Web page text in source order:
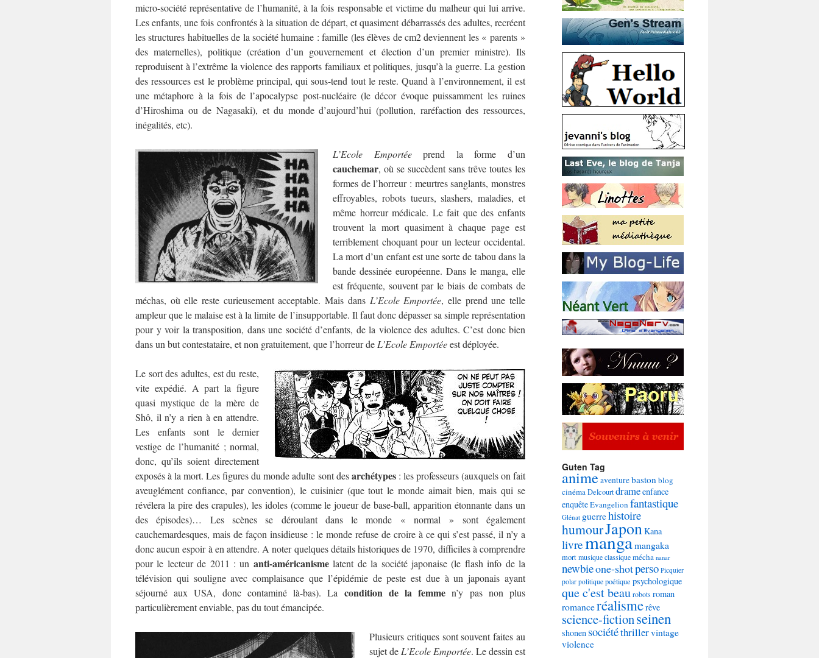
micro-société représentative de l’humanité, à la fois responsable et victime du malheur qui lui arrive.
Les enfants, une fois confrontés à la situation de départ, et quasiment débarrassés des adultes, recréent
les structures habituelles de la société humaine : famille (les élèves de cm2 deviennent les « parents »
des maternelles), politique (création d’un gouvernement et élection d’un premier ministre). Ils
reproduisent à l’extrême la violence des rapports familiaux et politiques, jusqu’à la guerre. La gestion
des ressources est le problème principal, qui sous-tend tout le reste. Quand à l’environnement, il est
une métaphore à la fois de l’apocalypse post-nucléaire (le décor évoque puissamment les ruines
d’Hiroshima ou de Nagasaki), et du monde d’aujourd’hui (pollution, raréfaction des ressources,
inégalités, etc).
L’Ecole Emportéeprend la forme d’un
cauchemar, où se succèdent sans trêve toutes les
formes de l’horreur : meurtres sanglants, monstres
effroyables, robots tueurs, slashers, maladies, et
même horreur médicale. Le fait que des enfants
trouvent la mort quasiment à chaque page est
terriblement choquant pour un lecteur occidental.
La mort d’un enfant est une sorte de tabou dans la
bande dessinée européenne. Dans le manga, elle
est fréquente, souvent par le biais de combats de
méchas, où elle reste curieusement acceptable. Mais dans L’Ecole Emportée, elle prend une telle
ampleur que le malaise est à la limite de l’insupportable. Il faut donc dépasser sa simple représentation
pour y voir la transposition, dans une société d’enfants, de la violence des adultes. C’est donc bien
dans un but contestataire, et non gratuitement, que l’horreur de L’Ecole Emportéeest déployée.
Le sort des adultes, est du reste,
vite expédié. A part la figure
quasi mystique de la mère de
Shô, il n’y a rien à en attendre.
Les enfants sont le dernier
vestige de l’humanité ; normal,
donc, qu’ils soient directement
exposés à la mort. Les figures du monde adulte sont desarchétypes: les professeurs (auxquels on fait
aveuglément confiance, par convention), le cuisinier (que tout le monde aimait bien, mais qui se
révélera la pire des crapules), les idoles (comme le joueur de base-ball, apparition étonnante dans un
des épisodes)… Les scènes se déroulant dans le monde « normal » sont également
cauchemardesques, mais de façon insidieuse : le monde refuse de croire à ce qui s’est passé, il n’y a
donc aucun espoir à en attendre. A noter quelques détails historiques de 1970, difficiles à comprendre
pour le lecteur de 2011 : un anti-américanismelatent de la société japonaise (le flash info de la
télévision qui souligne avec complaisance que l’épidémie de peste est due à un japonais ayant
séjourné aux USA, donc contaminé là-bas). La condition de la femme n’y pas non plus
particulièrement enviable, pas du tout émancipée.
Plusieurs critiques sont souvent faites au
sujet de L’Ecole Emportée. Le dessin est
Guten Tag
animeaventurebaston blog
cinémaDelcourtdrameenfance
enquêteEvangelion fantastique
Glénat guerrehistoire
humourJapon Kana
livremangamangaka
mortmusique classiquemécha nanar
newbieone-shotperso Picquier
polar politique poétique psychologique
que c'est beaurobotsroman
romanceréalismerêve
science-fictionseinen
shonen sociététhrillervintage
violence